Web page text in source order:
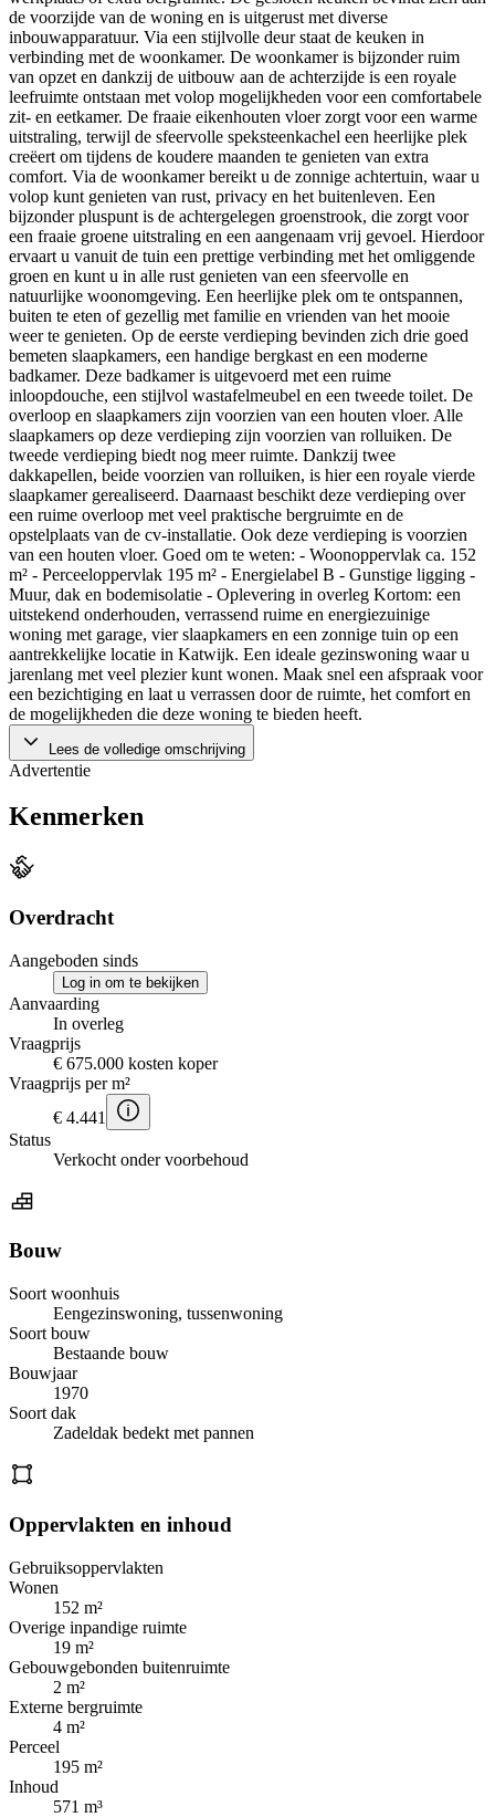
de voorzijde van de woning en is uitgerust met diverse
inbouwapparatuur. Via een stijlvolle deur staat de keuken in
verbinding met de woonkamer. De woonkamer is bijzonder ruim
van opzet en dankzij de uitbouw aan de achterzijde is een royale
leefruimte ontstaan met volop mogelijkheden voor een comfortabele
zit- en eetkamer. De fraaie eikenhouten vloer zorgt voor een warme
uitstraling, terwijl de sfeervolle speksteenkachel een heerlijke plek
creëert om tijdens de koudere maanden te genieten van extra
comfort. Via de woonkamer bereikt u de zonnige achtertuin, waar u
volop kunt genieten van rust, privacy en het buitenleven. Een
bijzonder pluspunt is de achtergelegen groenstrook, die zorgt voor
een fraaie groene uitstraling en een aangenaam vrij gevoel. Hierdoor
ervaart u vanuit de tuin een prettige verbinding met het omliggende
groen en kunt u in alle rust genieten van een sfeervolle en
natuurlijke woonomgeving. Een heerlijke plek om te ontspannen,
buiten te eten of gezellig met familie en vrienden van het mooie
weer te genieten. Op de eerste verdieping bevinden zich drie goed
bemeten slaapkamers, een handige bergkast en een moderne
badkamer. Deze badkamer is uitgevoerd met een ruime
inloopdouche, een stijlvol wastafelmeubel en een tweede toilet. De
overloop en slaapkamers zijn voorzien van een houten vloer. Alle
slaapkamers op deze verdieping zijn voorzien van rolluiken. De
tweede verdieping biedt nog meer ruimte. Dankzij twee
dakkapellen, beide voorzien van rolluiken, is hier een royale vierde
slaapkamer gerealiseerd. Daarnaast beschikt deze verdieping over
een ruime overloop met veel praktische bergruimte en de
opstelplaats van de cv-installatie. Ook deze verdieping is voorzien
van een houten vloer. Goed om te weten: - Woonoppervlak ca. 152
m² - Perceeloppervlak 195 m² - Energielabel B - Gunstige ligging -
Muur, dak en bodemisolatie - Oplevering in overleg Kortom: een
uitstekend onderhouden, verrassend ruime en energiezuinige
woning met garage, vier slaapkamers en een zonnige tuin op een
aantrekkelijke locatie in Katwijk. Een ideale gezinswoning waar u
jarenlang met veel plezier kunt wonen. Maak snel een afspraak voor
een bezichtiging en laat u verrassen door de ruimte, het comfort en
de mogelijkheden die deze woning te bieden heeft.
Lees de volledige omschrijving
Advertentie
Kenmerken
Overdracht
Aangeboden sinds
Log in om te bekijken
Aanvaarding
In overleg
Vraagprijs
€ 675.000 kosten koper
Vraagprijs per m²
€ 4.441
Status
Verkocht onder voorbehoud
Bouw
Soort woonhuis
Eengezinswoning, tussenwoning
Soort bouw
Bestaande bouw
Bouwjaar
1970
Soort dak
Zadeldak bedekt met pannen
Oppervlakten en inhoud
Gebruiksoppervlakten
Wonen
152 m²
Overige inpandige ruimte
19 m²
Gebouwgebonden buitenruimte
2 m²
Externe bergruimte
4 m²
Perceel
195 m²
Inhoud
571 m³